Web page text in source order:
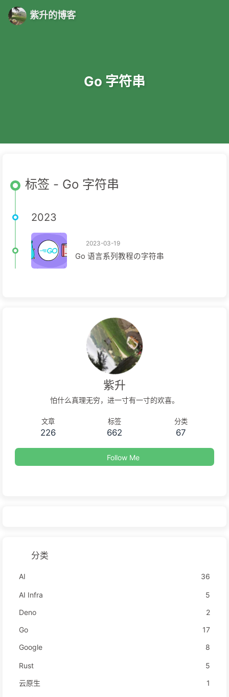
紫升的博客
Go 字符串
标签 - Go 字符串
2023
2023-03-19
Go 语言系列教程の字符串
紫升
怕什么真理无穷，进一寸有一寸的欢喜。
文章
226
标签
662
分类
67
Follow Me
分类
AI 36
AI Infra
5
Deno
2
Go
17
Google
8
Rust
5
云原生
1